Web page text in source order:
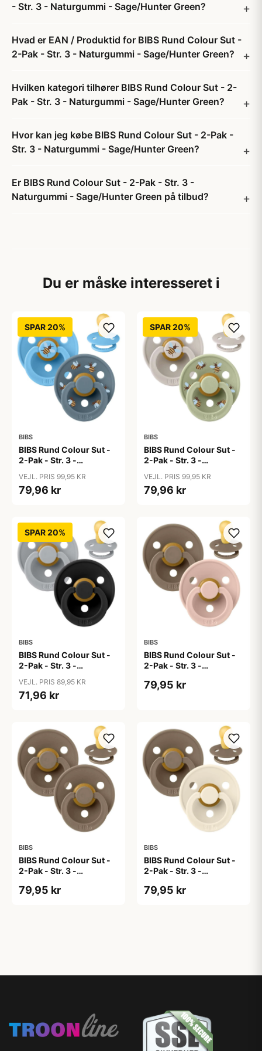
- Str. 3 - Naturgummi - Sage/Hunter Green?
Hvad er EAN / Produktid for BIBS Rund Colour Sut -
2-Pak - Str. 3 - Naturgummi - Sage/Hunter Green?
Hvilken kategori tilhører BIBS Rund Colour Sut - 2-
Pak - Str. 3 - Naturgummi - Sage/Hunter Green?
Hvor kan jeg købe BIBS Rund Colour Sut - 2-Pak -
Str. 3 - Naturgummi - Sage/Hunter Green?
Er BIBS Rund Colour Sut - 2-Pak - Str. 3 -
Naturgummi - Sage/Hunter Green på tilbud?
Du er måske interesseret i
SPAR 20%
BIBS
BIBS Rund Colour Sut -
2-Pak - Str. 3 -
Bumblebee Studio -
Breeze Mix
VEJL. PRIS 99,95 KR
79,96 kr
SPAR 20%
BIBS
BIBS Rund Colour Sut -
2-Pak - Str. 3 -
Bumblebee Studio -
Mushroom Mix
VEJL. PRIS 99,95 KR
79,96 kr
SPAR 20%
BIBS
BIBS Rund Colour Sut -
2-Pak - Str. 3 -
Cloud/Black
VEJL. PRIS 89,95 KR
71,96 kr
BIBS
BIBS Rund Colour Sut -
2-Pak - Str. 3 -
Oak/Blush
79,95 kr
BIBS
BIBS Rund Colour Sut -
2-Pak - Str. 3 -
Oak/Dark Oak
79,95 kr
BIBS
BIBS Rund Colour Sut -
2-Pak - Str. 3 -
Oak/Ivory
79,95 kr